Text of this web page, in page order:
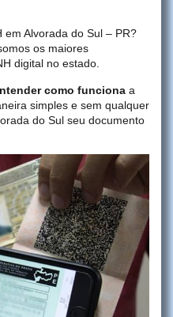
Alvorada do Sul – PR?
os maiores
digital no estado.
como funciona a
simples e sem qualquer
do Sul seu documento